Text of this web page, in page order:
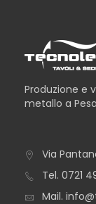
Produzione e
metallo a
Via
Tel. 0721
Mail.